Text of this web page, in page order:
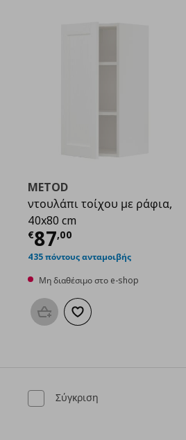
€ 79,00
METOD
ντουλάπι τοίχου με ράφια,
40x80 cm
€87,00
Τρέχουσα τιμή
435 πόντους ανταμοιβής
Μη διαθέσιμο στο e-shop
Προσθήκη στο καλάθι
Προσθήκη στα αγαπημένα
Σύγκριση